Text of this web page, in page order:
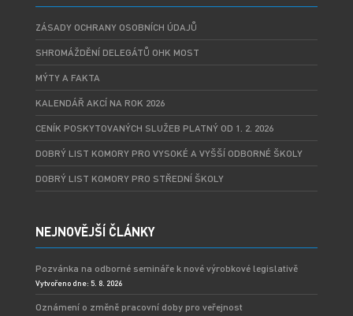
ZÁSADY OCHRANY OSOBNÍCH ÚDAJŮ
SHROMÁŽDĚNÍ DELEGÁTŮ OHK MOST
MÝTY A FAKTA
KALENDÁŘ AKCÍ NA ROK 2026
CENÍK POSKYTOVANÝCH SLUŽEB PLATNÝ OD 1. 2. 2026
DOBRÝ LIST KOMORY PRO VYSOKÉ A VYŠŠÍ ODBORNÉ ŠKOLY
DOBRÝ LIST KOMORY PRO STŘEDNÍ ŠKOLY
NEJNOVĚJŠÍ ČLÁNKY
Pozvánka na odborné semináře k nové výrobkové legislativě
Vytvořeno dne: 5. 8. 2026
Oznámení o změně pracovní doby pro veřejnost